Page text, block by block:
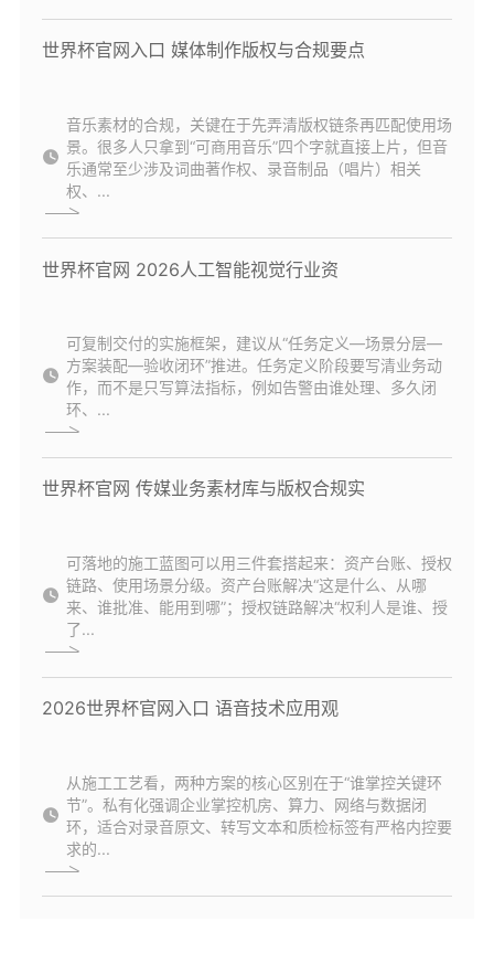
世界杯官网入口 媒体制作版权与合规要点
音乐素材的合规，关键在于先弄清版权链条再匹配使用场
景。很多人只拿到“可商用音乐”四个字就直接上片，但音
乐通常至少涉及词曲著作权、录音制品（唱片）相关
权、...
世界杯官网 2026人工智能视觉行业资
可复制交付的实施框架，建议从“任务定义—场景分层—
方案装配—验收闭环”推进。任务定义阶段要写清业务动
作，而不是只写算法指标，例如告警由谁处理、多久闭
环、...
世界杯官网 传媒业务素材库与版权合规实
可落地的施工蓝图可以用三件套搭起来：资产台账、授权
链路、使用场景分级。资产台账解决“这是什么、从哪
来、谁批准、能用到哪”；授权链路解决“权利人是谁、授
了...
2026世界杯官网入口 语音技术应用观
从施工工艺看，两种方案的核心区别在于“谁掌控关键环
节”。私有化强调企业掌控机房、算力、网络与数据闭
环，适合对录音原文、转写文本和质检标签有严格内控要
求的...